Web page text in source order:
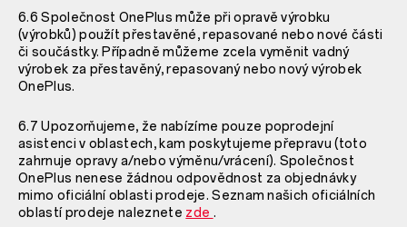
6.6 Společnost OnePlus může při opravě výrobku
(výrobků) použít přestavěné, repasované nebo nové části
či součástky. Případně můžeme zcela vyměnit vadný
výrobek za přestavěný, repasovaný nebo nový výrobek
OnePlus.
6.7 Upozorňujeme, že nabízíme pouze poprodejní
asistenci v oblastech, kam poskytujeme přepravu (toto
zahrnuje opravy a/nebo výměnu/vrácení). Společnost
OnePlus nenese žádnou odpovědnost za objednávky
mimo oficiální oblasti prodeje. Seznam našich oficiálních
oblastí prodeje naleznete zde .